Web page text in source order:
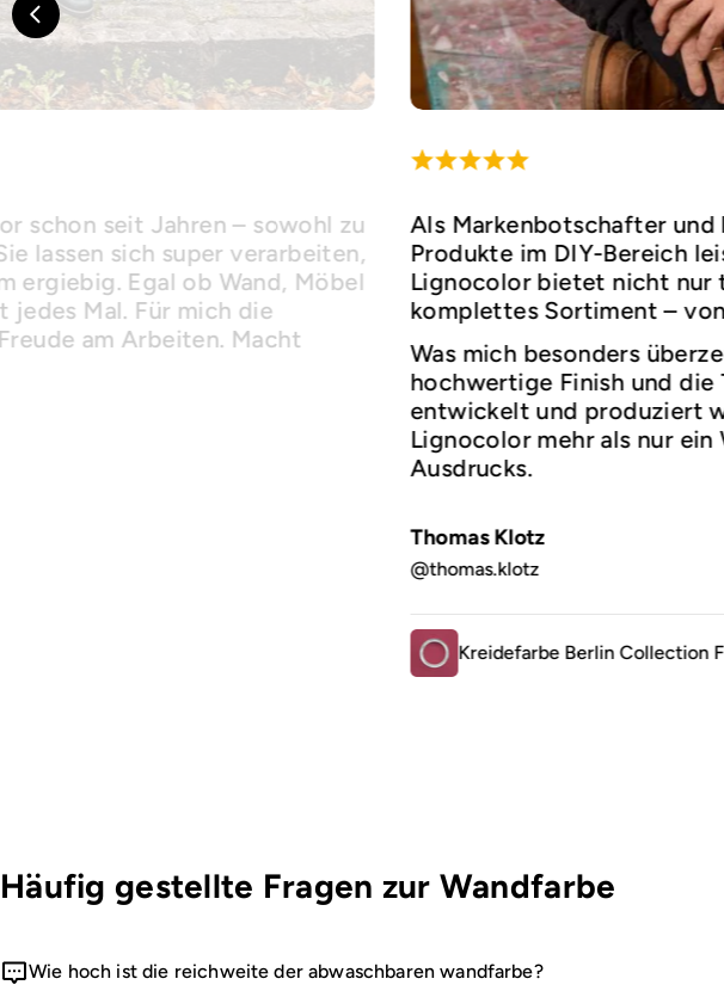
schon seit Jahren – sowohl zu
lassen sich super verarbeiten,
ergiebig. Egal ob Wand, Möbel
jedes Mal. Für mich die
am Arbeiten. Macht
Als Markenbotschafter
Produkte im DIY-Bereich
Lignocolor bietet nicht nur
komplettes Sortiment –
Was mich besonders
hochwertige Finish und die
entwickelt und produziert
Lignocolor mehr als nur ein
Ausdrucks.
Thomas Klotz
@thomas.klotz
Kreidefarbe Berlin Collection
Häufig gestellte Fragen zur Wandfarbe
Wie hoch ist die reichweite der abwaschbaren wandfarbe?